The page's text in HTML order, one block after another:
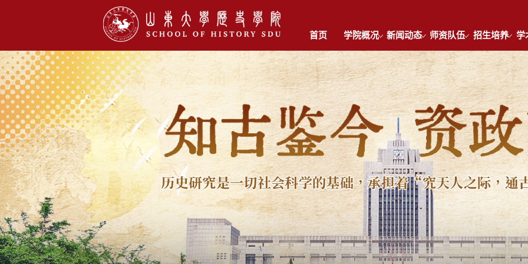
首页 学院概况 新闻动态 师资队伍 招生培养 学